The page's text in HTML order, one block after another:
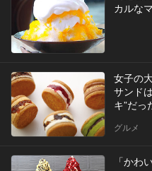
カルな
女子の
サンド
キ”だっ
グルメ
「かわ